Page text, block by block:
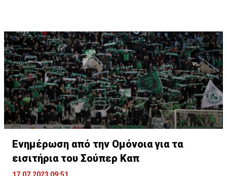
Ενημέρωση από την Ομόνοια για τα
εισιτήρια του Σούπερ Καπ
17.07.2023 09:51